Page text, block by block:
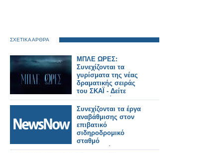
ΣΧΕΤΙΚΑ ΑΡΘΡΑ
ΜΠΛΕ ΩΡΕΣ:
Συνεχίζονται τα
γυρίσματα της νέας
δραματικής σειράς
του ΣΚΑΪ - Δείτε
φωτογραφίες...
Συνεχίζονται τα έργα
αναβάθμισης στον
επιβατικό
σιδηροδρομικό
σταθμό
Θεσσαλονίκης.